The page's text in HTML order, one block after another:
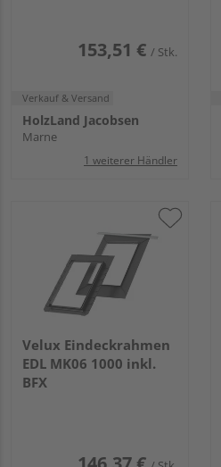
153,51 € / Stk.
Verkauf & Versand
HolzLand Jacobsen
Marne
1 weiterer Händler
Velux Eindeckrahmen
EDL MK06 1000 inkl.
BFX